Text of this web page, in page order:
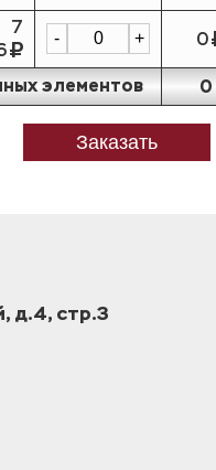
7
- + 0
элементов 0
Заказать
д.4, стр.3